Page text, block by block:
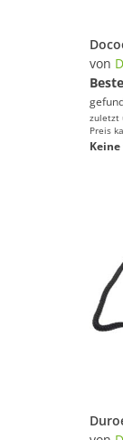
von
zuletzt
Preis